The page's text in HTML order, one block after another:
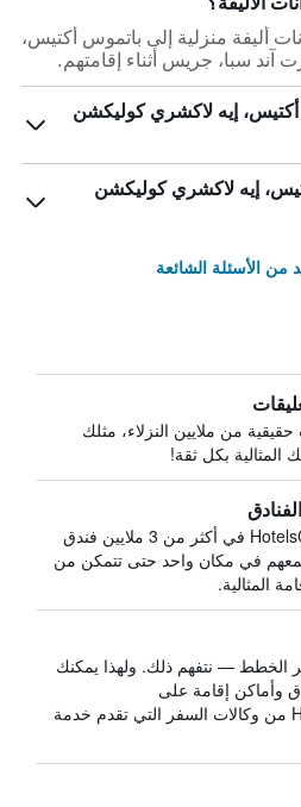
أليفة منزلية إلى باتموس أكتيس،
آند سبا، جريس أثناء إقامتهم.
إيه لاكشري كوليكشن
إيه لاكشري كوليكشن
الأسئلة الشائعة
من ملايين النزلاء، مثلك
المثالية بكل ثقة!
يبحث HotelsCombined في أكثر من 3 ملايين فندق
في مكان واحد حتى تتمكن من
المثالية.
الخطط — نتفهم ذلك. ولهذا يمكنك
وأماكن إقامة على
HotelsCombined من وكالات السفر التي تقدم خدمة